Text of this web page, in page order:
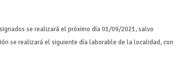
se realizará el próximo día 01/09/2021, salvo
se realizará el siguiente día laborable de la localidad, con